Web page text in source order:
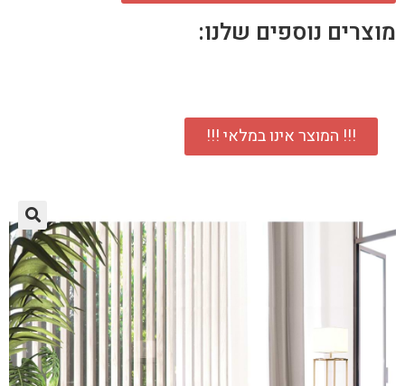
מוצרים נוספים שלנו:
!!! המוצר אינו במלאי !!!